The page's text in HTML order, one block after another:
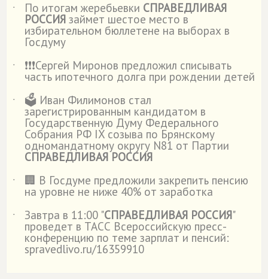
˙ По итогам жеребьевки СПРАВЕДЛИВАЯ
РОССИЯ займет шестое место в
избирательном бюллетене на выборах в
Госдуму
˙
❗️❗️❗️Сергей Миронов предложил списывать
часть ипотечного долга при рождении детей
˙
🗳️ Иван Филимонов стал
зарегистрированным кандидатом в
Государственную Думу Федерального
Собрания РФ IX созыва по Брянскому
одномандатному округу N81 от Партии
СПРАВЕДЛИВАЯ РОССИЯ
˙
🏢 В Госдуме предложили закрепить пенсию
на уровне не ниже 40% от заработка
˙
Завтра в 11:00 "СПРАВЕДЛИВАЯ РОССИЯ"
проведет в ТАСС Всероссийскую пресс-
конференцию по теме зарплат и пенсий:
spravedlivo.ru/16359910